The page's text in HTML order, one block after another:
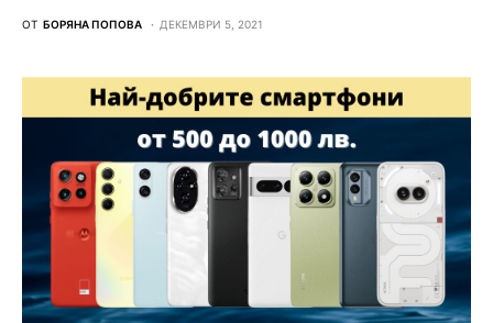
ОТ БОРЯНА ПОПОВА ДЕКЕМВРИ 5, 2021